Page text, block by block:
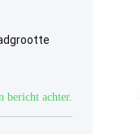
bericht achter.